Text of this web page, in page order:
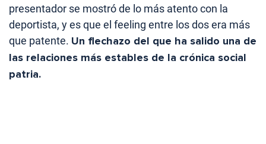
presentador se mostró de lo más atento con la
deportista, y es que el feeling entre los dos era más
que patente. Un flechazo del que ha salido una de
las relaciones más estables de la crónica social
patria.